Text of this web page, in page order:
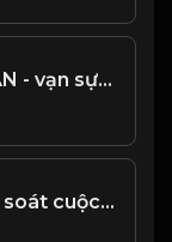
Nhất - NHẪN - vạn sự thành công Việc nhỏ không mang lại, bắt đầu sự việc lớn Đạo
Muốn kiểm soát cuộc sống tốt đẹp của mình thì phải có một tâm thái ổn định! Đạo